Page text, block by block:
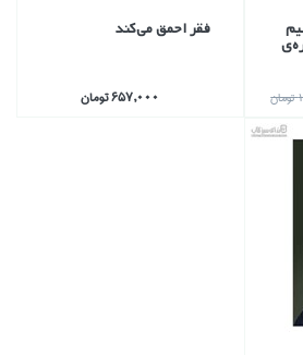
فقر احمق مي‌‌‌كند
657,000 تومان